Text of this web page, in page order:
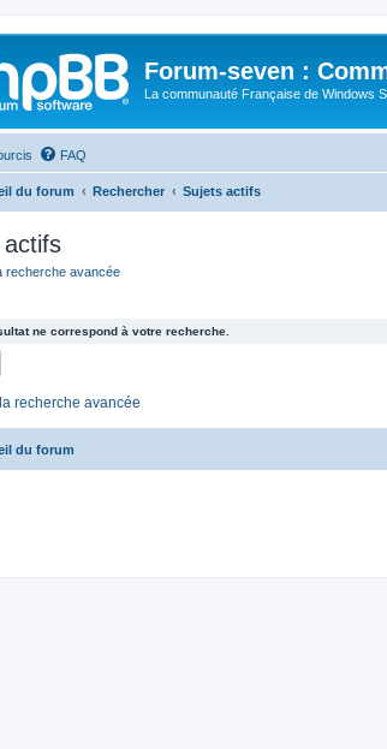
Forum-seven :
La communauté Française de Windows
FAQ
du forum Rechercher Sujets actifs
actifs
recherche avancée
ne correspond à votre recherche.
recherche avancée
du forum